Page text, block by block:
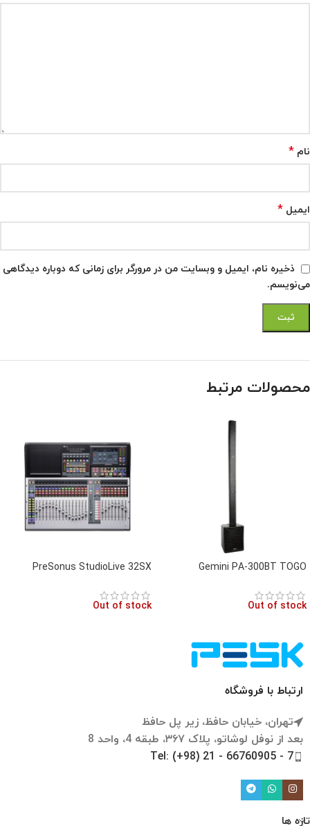
نام *
ایمیل *
ذخیره نام، ایمیل و وبسایت من در مرورگر برای زمانی که دوباره دیدگاهی
می‌نویسم.
محصولات مرتبط
Gemini PA-300BT TOGO
Out of stock
PreSonus StudioLive 32SX
Out of stock
ارتباط با فروشگاه
تهران، خیابان حافظ، زیر پل حافظ
بعد از نوفل لوشاتو، پلاک ۳۶۷، طبقه 4، واحد 8
Tel: (+98) 21 - 66760905 - 7
تازه ها